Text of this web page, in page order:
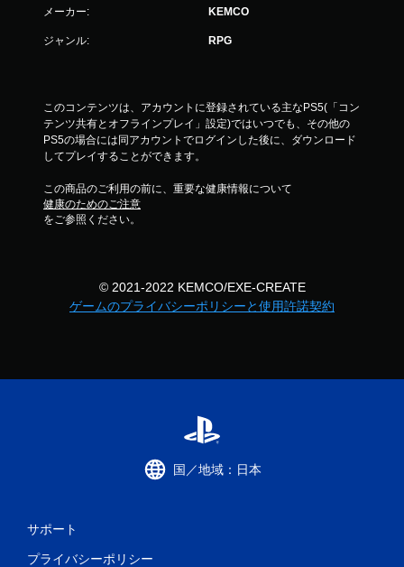
メーカー: KEMCO
ジャンル: RPG
このコンテンツは、アカウントに登録されている主なPS5(「コン
テンツ共有とオフラインプレイ」設定)ではいつでも、その他の
PS5の場合には同アカウントでログインした後に、ダウンロード
してプレイすることができます。
この商品のご利用の前に、重要な健康情報について
健康のためのご注意
をご参照ください。
© 2021-2022 KEMCO/EXE-CREATE
ゲームのプライバシーポリシーと使用許諾契約
国／地域：日本
サポート
プライバシーポリシー